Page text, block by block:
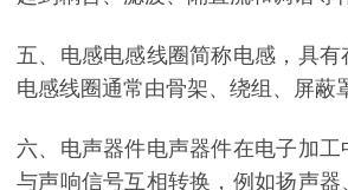
五、电感电感线圈简称电感，具有
电感线圈通常由骨架、绕组、屏蔽
六、电声器件电声器件在电子加
与声响信号互相转换，例如扬声器